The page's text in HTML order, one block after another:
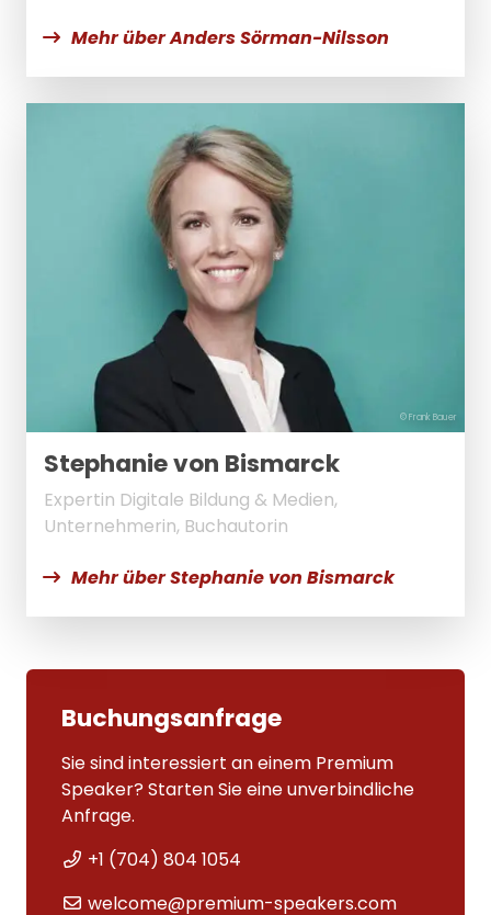
Mehr über Anders Sörman-Nilsson
© Frank Bauer
Stephanie von Bismarck
Expertin Digitale Bildung & Medien,
Unternehmerin, Buchautorin
Mehr über Stephanie von Bismarck
Buchungsanfrage
Sie sind interessiert an einem Premium
Speaker? Starten Sie eine unverbindliche
Anfrage.
+1 (704) 804 1054
welcome@premium-speakers.com